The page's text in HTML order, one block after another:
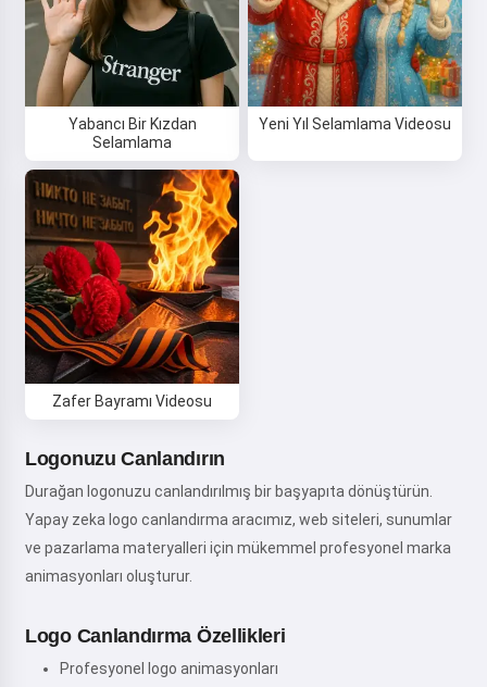
Yabancı Bir Kızdan
Selamlama
Yeni Yıl Selamlama Videosu
Zafer Bayramı Videosu
Logonuzu Canlandırın
Durağan logonuzu canlandırılmış bir başyapıta dönüştürün.
Yapay zeka logo canlandırma aracımız, web siteleri, sunumlar
ve pazarlama materyalleri için mükemmel profesyonel marka
animasyonları oluşturur.
Logo Canlandırma Özellikleri
Profesyonel logo animasyonları